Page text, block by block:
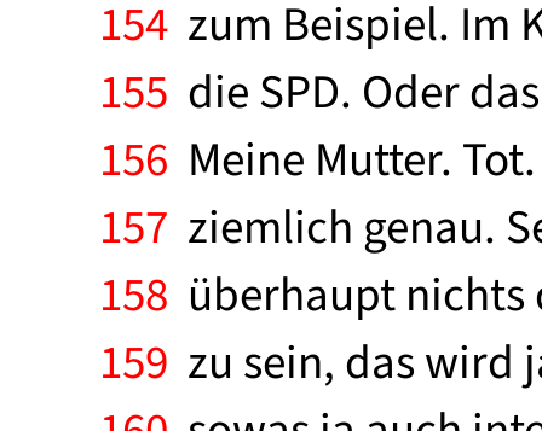
154 zum Beispiel. Im
155 die SPD. Oder
156 Meine Mutter.
157 ziemlich genau.
158 überhaupt nichts
159 zu sein, das wird